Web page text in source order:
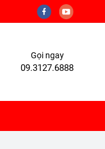
Gọi ngay
09.3127.6888